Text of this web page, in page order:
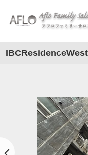
IBCResidenceWest